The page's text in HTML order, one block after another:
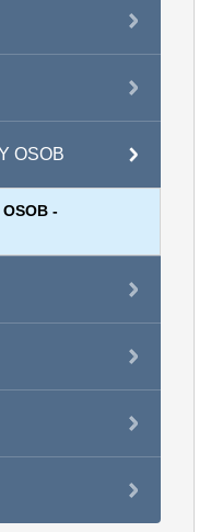
OSOB
OSOB -